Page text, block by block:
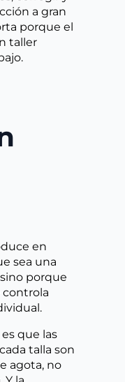
a gran
porque el
taller
en
sea una
porque
controla
que las
talla son
agota, no